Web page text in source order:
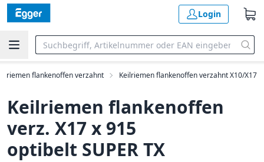
Login
flankenoffen verzahnt Keilriemen flankenoffen verzahnt X10/X17
Keilriemen flankenoffen
verz. X17 x 915
optibelt SUPER TX